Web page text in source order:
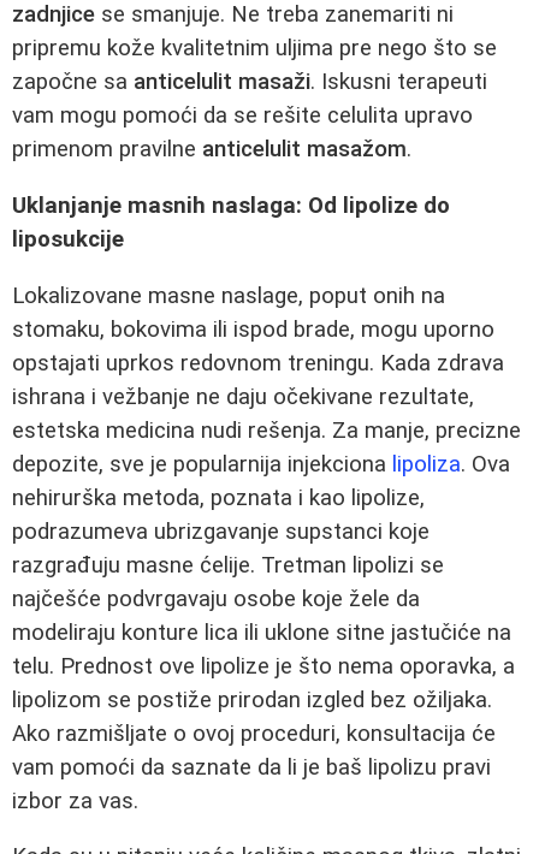
zadnjice se smanjuje. Ne treba zanemariti ni
pripremu kože kvalitetnim uljima pre nego što se
započne sa anticelulit masaži. Iskusni terapeuti
vam mogu pomoći da se rešite celulita upravo
primenom pravilne anticelulit masažom.
Uklanjanje masnih naslaga: Od lipolize do
liposukcije
Lokalizovane masne naslage, poput onih na
stomaku, bokovima ili ispod brade, mogu uporno
opstajati uprkos redovnom treningu. Kada zdrava
ishrana i vežbanje ne daju očekivane rezultate,
estetska medicina nudi rešenja. Za manje, precizne
depozite, sve je popularnija injekciona lipoliza. Ova
nehirurška metoda, poznata i kao lipolize,
podrazumeva ubrizgavanje supstanci koje
razgrađuju masne ćelije. Tretman lipolizi se
najčešće podvrgavaju osobe koje žele da
modeliraju konture lica ili uklone sitne jastučiće na
telu. Prednost ove lipolize je što nema oporavka, a
lipolizom se postiže prirodan izgled bez ožiljaka.
Ako razmišljate o ovoj proceduri, konsultacija će
vam pomoći da saznate da li je baš lipolizu pravi
izbor za vas.